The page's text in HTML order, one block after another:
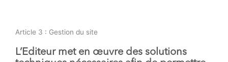
Article 3 : Gestion du site
L’Editeur met en œuvre des solutions